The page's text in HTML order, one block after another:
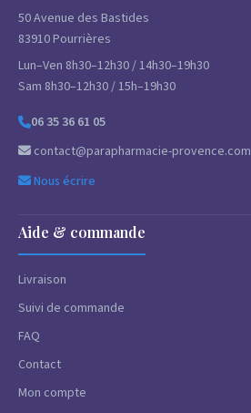
50 Avenue des Bastides
83910 Pourrières
Lun–Ven 8h30–12h30 / 14h30–19h30
Sam 8h30–12h30 / 15h–19h30
06 35 36 61 05
contact@parapharmacie-provence.com
Nous écrire
Aide & commande
Livraison
Suivi de commande
FAQ
Contact
Mon compte